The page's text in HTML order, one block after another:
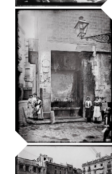
Carrer de
l’Argenteria.
Colomar
Arxiu Fotogràfic de Barcelona